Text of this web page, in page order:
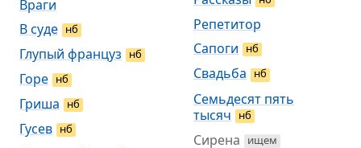
Враги
В суде нб
Глупый француз нб
Горе нб
Гриша нб
Гусев нб
Репетитор
Сапоги
нб
Свадьба нб
Семьдесят пять
тысяч
нб
Сирена ищем